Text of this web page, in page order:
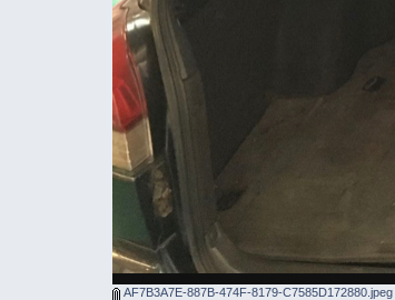
AF7B3A7E-887B-474F-8179-C7585D172880.jpeg